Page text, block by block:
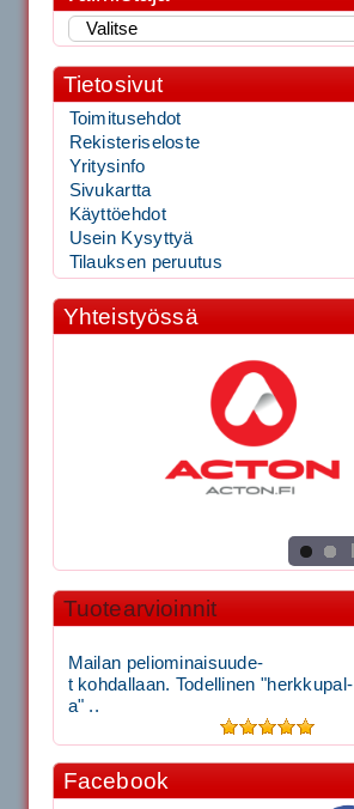
Tietosivut
Toimitusehdot
Rekisteriseloste
Yritysinfo
Sivukartta
Käyttöehdot
Usein Kysyttyä
Tilauksen peruutus
Yhteistyössä
Tuotearvioinnit
Mailan peliominaisuude-
t kohdallaan. Todellinen "herkkupal-
a" ..
Facebook